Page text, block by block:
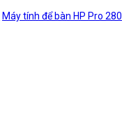
Máy tính để bàn HP Pro 280